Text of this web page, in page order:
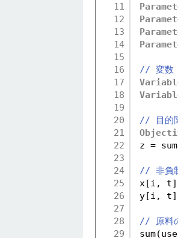
11
12
13
14
15
16
17
18
19
20
21
22
23
24
25
26
27
28
29
// 変数
// 目的
z =
// 非負
x[i, t]
y[i, t]
// 原料